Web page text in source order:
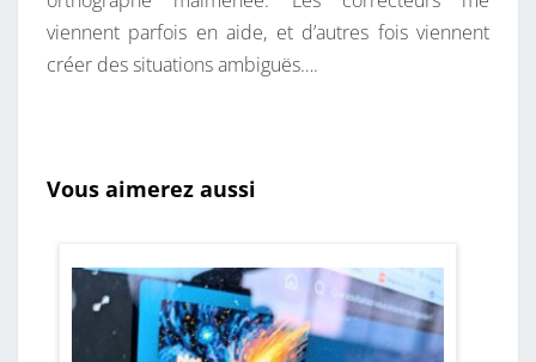
viennent parfois en aide, et d’autres fois viennent
créer des situations ambiguës….
Vous aimerez aussi